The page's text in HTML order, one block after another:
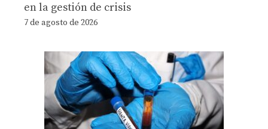
en la gestión de crisis
7 de agosto de 2026